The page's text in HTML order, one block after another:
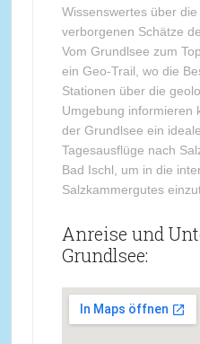
Wissenswertes über
verborgenen Schätze
Vom Grundlsee zum
ein Geo-Trail, wo die
Stationen über die
Umgebung informieren
der Grundlsee ein
Tagesausflüge nach
Bad Ischl, um in die
Salzkammergutes
Anreise und
Grundlsee: